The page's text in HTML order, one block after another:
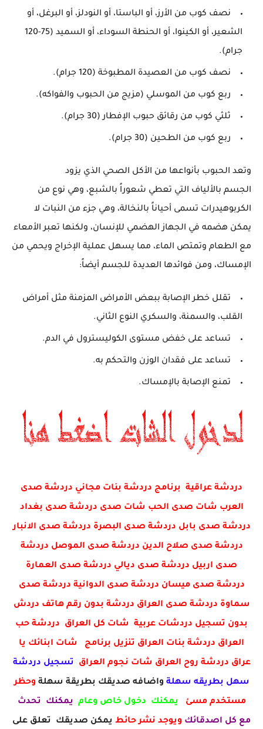
نصف كوب من الأرز، أو الباستا، أو النودلز، أو البرغل، أو
الشعير، أو الكينوا، أو الحنطة السوداء، أو السميد (75-120
جرام).
نصف كوب من العصيدة المطبوخة (120 جرام).
ربع كوب من الموسلي (مزيج من الحبوب والفواكه).
ثلثي كوب من رقائق حبوب الإفطار (30 جرام).
ربع كوب من الطحين (30 جرام).
وتعد الحبوب بأنواعها من الأكل الصحي الذي يزود
الجسم بالألياف التي تعطي شعوراً بالشبع، وهي نوع من
الكربوهيدرات تسمى أحياناً بالنخالة، وهي جزء من النبات لا
يمكن هضمه في الجهاز الهضمي للإنسان، ولكنها تعبر الأمعاء
مع الطعام وتمتص الماء، مما يسهل عملية الإخراج ويحمي من
الإمساك، ومن فوائدها العديدة للجسم أيضاً:
تقلل خطر الإصابة ببعض الأمراض المزمنة مثل أمراض
القلب، والسمنة، والسكري النوع الثاني.
تساعد على خفض مستوى الكوليسترول في الدم.
تساعد على فقدان الوزن والتحكم به.
تمنع الإصابة بالإمساك.
دردشة عراقية برنامج دردشة بنات مجاني دردشة صدى
العرب شات صدى الحب شات صدى دردشة صدى بغداد
دردشة صدى بابل دردشة صدى البصرة دردشة صدى الانبار
دردشة صدى صلاح الدين دردشة صدى الموصل دردشة
صدى اربيل دردشة صدى ديالي دردشة صدى العمارة
دردشة صدى ميسان دردشة صدى الدوانية دردشة صدى
سماوة دردشة صدى العراق دردشة بدون رقم هاتف دردش
بدون تسجيل دردشات عربية شات كل العراق دردشة حب
العراق دردشة بنات العراق تنزيل برنامج شات ابنائك يا
عراق دردشة روح العراق شات نجوم العراق تسجيل دردشة
سهل بطريقه سهلة واضافه صديقك بطريقة سهلة وحظر
مستخدم مسئ يمكنك دخول خاص وعام يمكنك تحدث
مع كل اصدقائك ويوجد نشر حائط يمكن صديقك تعلق على